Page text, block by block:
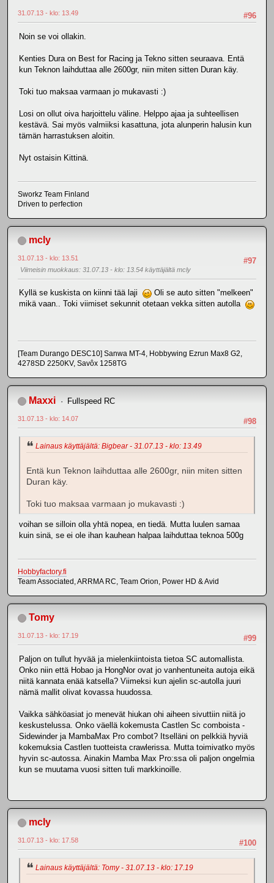
#96
31.07.13 - klo: 13.49
Noin se voi ollakin.
Kenties Dura on Best for Racing ja Tekno sitten seuraava. Entä
kun Teknon laihduttaa alle 2600gr, niin miten sitten Duran käy.
Toki tuo maksaa varmaan jo mukavasti :)
Losi on ollut oiva harjoittelu väline. Helppo ajaa ja suhteellisen
kestävä. Sai myös valmiiksi kasattuna, jota alunperin halusin kun
tämän harrastuksen aloitin.
Nyt ostaisin Kittinä.
Sworkz Team Finland
Driven to perfection
mcly
#97
31.07.13 - klo: 13.51
Viimeisin muokkaus: 31.07.13 - klo: 13.54 käyttäjältä mcly
Kyllä se kuskista on kiinni tää laji
Oli se auto sitten "melkeen"
mikä vaan.. Toki viimiset sekunnit otetaan vekka sitten autolla
[Team Durango DESC10] Sanwa MT-4, Hobbywing Ezrun Max8 G2,
4278SD 2250KV, Savôx 1258TG
Maxxi Fullspeed RC
#98
31.07.13 - klo: 14.07
Lainaus käyttäjältä: Bigbear - 31.07.13 - klo: 13.49
Entä kun Teknon laihduttaa alle 2600gr, niin miten sitten
Duran käy.
Toki tuo maksaa varmaan jo mukavasti :)
voihan se silloin olla yhtä nopea, en tiedä. Mutta luulen samaa
kuin sinä, se ei ole ihan kauhean halpaa laihduttaa teknoa 500g
Hobbyfactory.fi
Team Associated, ARRMA RC, Team Orion, Power HD & Avid
Tomy
#99
31.07.13 - klo: 17.19
Paljon on tullut hyvää ja mielenkiintoista tietoa SC automallista.
Onko niin että Hobao ja HongNor ovat jo vanhentuneita autoja eikä
niitä kannata enää katsella? Viimeksi kun ajelin sc-autolla juuri
nämä mallit olivat kovassa huudossa.
Vaikka sähköasiat jo menevät hiukan ohi aiheen sivuttiin niitä jo
keskustelussa. Onko väellä kokemusta Castlen Sc comboista -
Sidewinder ja MambaMax Pro combot? Itselläni on pelkkiä hyviä
kokemuksia Castlen tuotteista crawlerissa. Mutta toimivatko myös
hyvin sc-autossa. Ainakin Mamba Max Pro:ssa oli paljon ongelmia
kun se muutama vuosi sitten tuli markkinoille.
mcly
#100
31.07.13 - klo: 17.58
Lainaus käyttäjältä: Tomy - 31.07.13 - klo: 17.19